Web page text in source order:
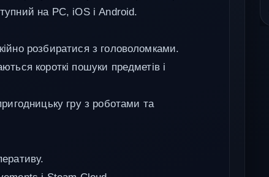
на PC, iOS і Android.
розбиратися з головоломками.
короткі пошуки предметів і
гру з роботами та